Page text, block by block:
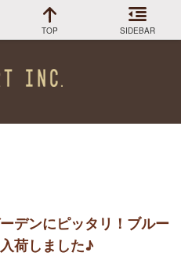
デンにピッタリ！ブルー
荷しました♪
TOP SIDEBAR
で半額！